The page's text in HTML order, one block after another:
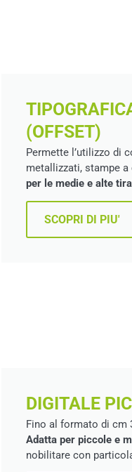
(OFFSET)
Permette l’utilizzo di
metallizzati, stampe
per le medie e alte
SCOPRI DI PIU'
DIGITALE
Fino al formato di cm
Adatta per piccole e
nobilitare con